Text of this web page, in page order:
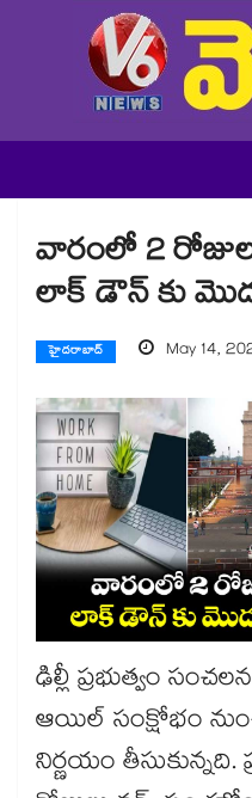
వారంలో 2
లాక్ డౌన్ కు
హైదరాబాద్ May 14,
ఢిల్లీ ప్రభుత్వం
ఆయిల్ సంక్షోభం
నిర్ణయం తీసుకున్నది.